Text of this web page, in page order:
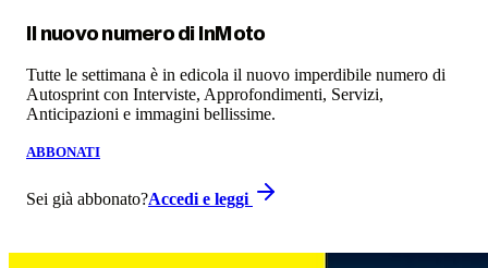
Il nuovo numero di InMoto
Tutte le settimana è in edicola il nuovo imperdibile numero di
Autosprint con Interviste, Approfondimenti, Servizi,
Anticipazioni e immagini bellissime.
ABBONATI
Sei già abbonato?Accedi e leggi